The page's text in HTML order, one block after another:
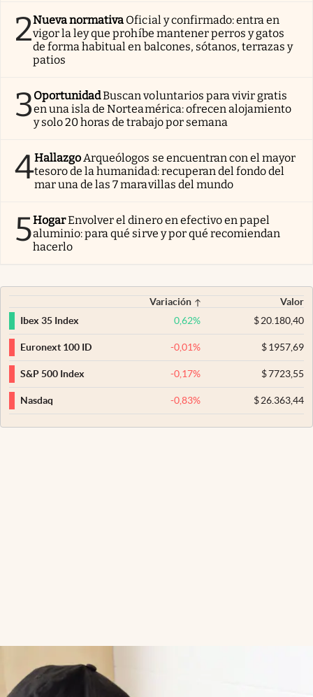
2Nueva normativa Oficial y confirmado: entra en
vigor la ley que prohíbe mantener perros y gatos
de forma habitual en balcones, sótanos, terrazas y
patios
3OportunidadBuscan voluntarios para vivir gratis
en una isla de Norteamérica: ofrecen alojamiento
y solo 20 horas de trabajo por semana
4Hallazgo Arqueólogos se encuentran con el mayor
tesoro de la humanidad: recuperan del fondo del
mar una de las 7 maravillas del mundo
5HogarEnvolver el dinero en efectivo en papel
aluminio: para qué sirve y por qué recomiendan
hacerlo
Variación
Valor
Ibex 35 Index
0,62% $20.180,40
Euronext 100 ID -0,01% $1957,69
S&P 500 Index -0,17% $7723,55
Nasdaq -0,83% $26.363,44